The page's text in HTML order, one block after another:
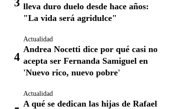
lleva duro duelo desde hace años:
"La vida será agridulce"
Actualidad
Andrea Nocetti dice por qué casi no
acepta ser Fernanda Samiguel en
'Nuevo rico, nuevo pobre'
Actualidad
A qué se dedican las hijas de Rafael